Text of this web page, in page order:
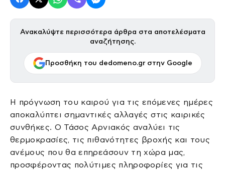
Ανακαλύψτε περισσότερα άρθρα στα αποτελέσματα
αναζήτησης.
Προσθήκη του dedomeno.gr στην Google
Η πρόγνωση του καιρού για τις επόμενες ημέρες
αποκαλύπτει σημαντικές αλλαγές στις καιρικές
συνθήκες. Ο Τάσος Αρνιακός αναλύει τις
θερμοκρασίες, τις πιθανότητες βροχής και τους
ανέμους που θα επηρεάσουν τη χώρα μας,
προσφέροντας πολύτιμες πληροφορίες για τις